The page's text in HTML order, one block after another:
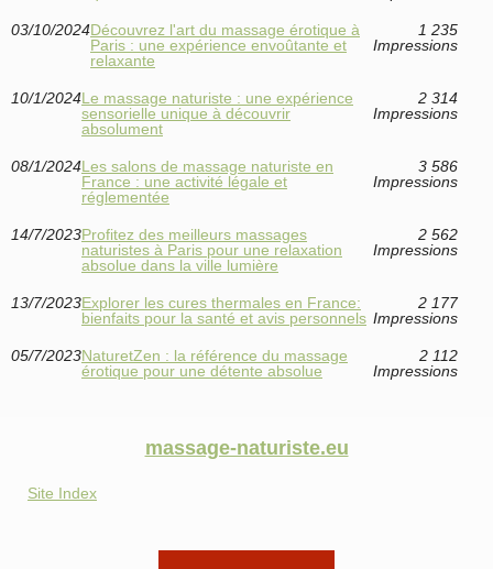
03/10/2024Découvrez l'art du massage érotique à
Paris : une expérience envoûtante et
relaxante
1 235
Impressions
10/1/2024Le massage naturiste : une expérience
sensorielle unique à découvrir
absolument
2 314
Impressions
08/1/2024Les salons de massage naturiste en
France : une activité légale et
réglementée
3 586
Impressions
14/7/2023Profitez des meilleurs massages
naturistes à Paris pour une relaxation
absolue dans la ville lumière
2 562
Impressions
13/7/2023Explorer les cures thermales en France:
bienfaits pour la santé et avis personnels
2 177
Impressions
05/7/2023NaturetZen : la référence du massage
érotique pour une détente absolue
2 112
Impressions
massage-naturiste.eu
Site Index